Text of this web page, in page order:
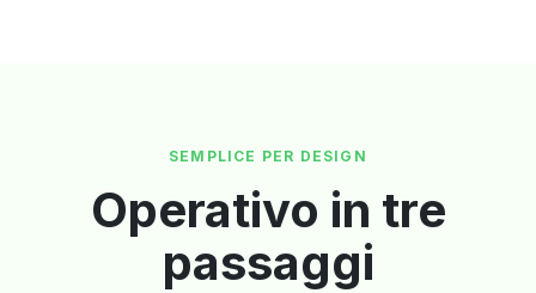
SEMPLICE PER DESIGN
Operativo in tre
passaggi